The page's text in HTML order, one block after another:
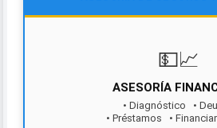
ASESORÍA
• Diagnóstico •
• Préstamos •
¡Contáctanos